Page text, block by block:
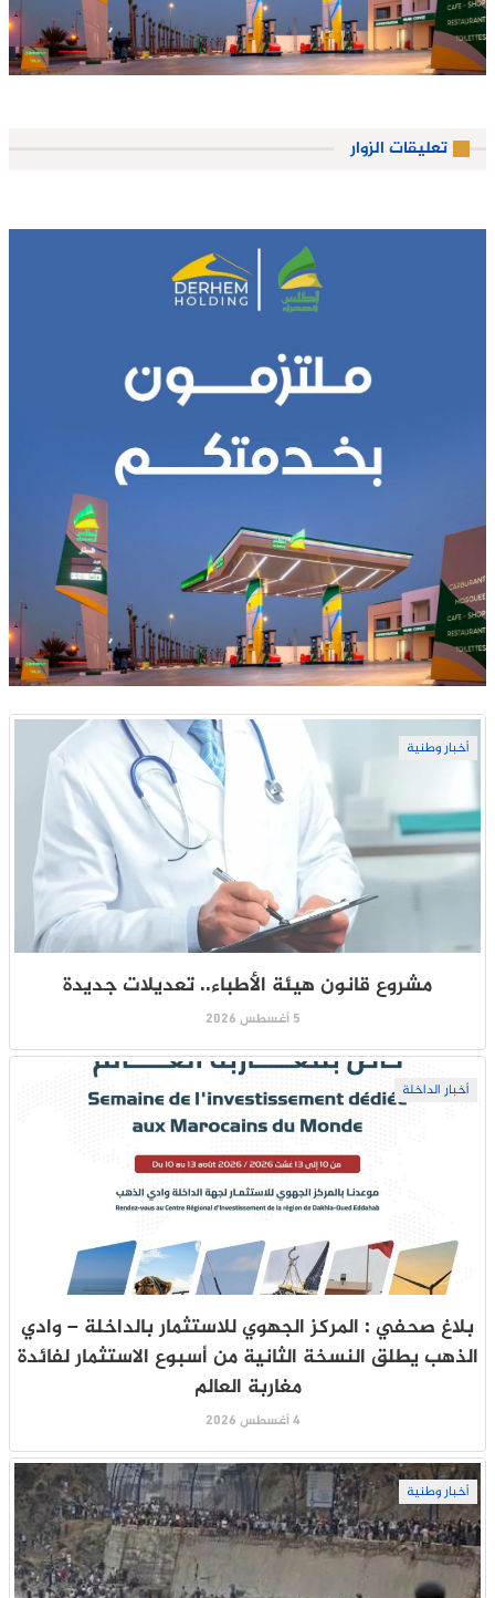
تعليقات الزوار
أخبار وطنية
مشروع قانون هيئة الأطباء.. تعديلات جديدة
5 أغسطس 2026
أخبار الداخلة
بلاغ صحفي : المركز الجهوي للاستثمار بالداخلة – وادي
الذهب يطلق النسخة الثانية من أسبوع الاستثمار لفائدة
مغاربة العالم
4 أغسطس 2026
أخبار وطنية